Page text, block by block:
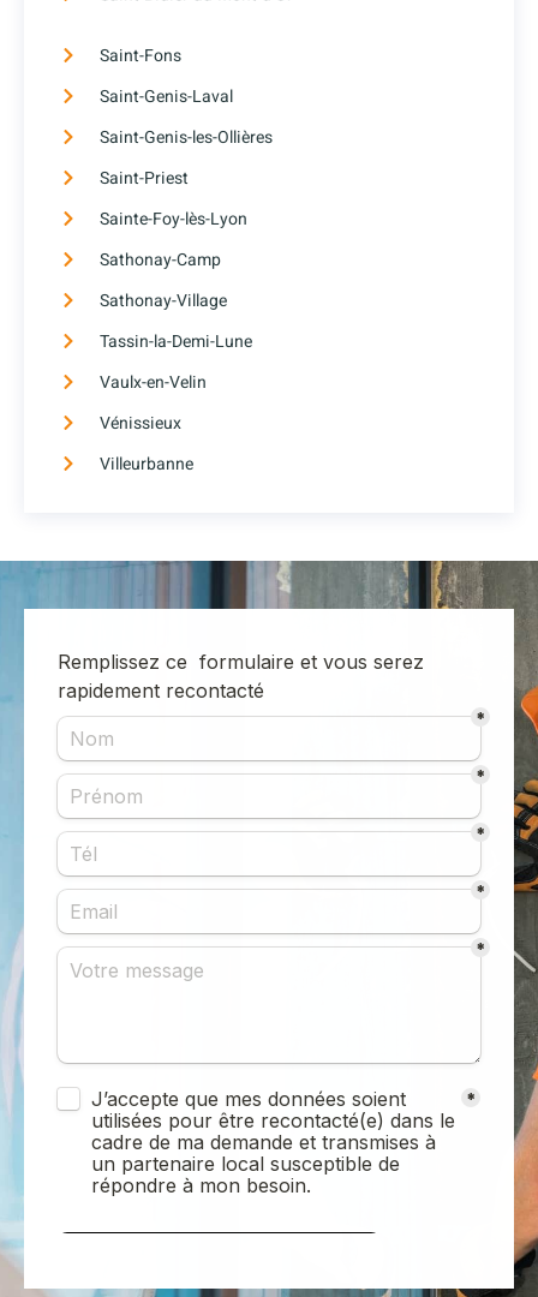
Saint-Fons
Saint-Genis-Laval
Saint-Genis-les-Ollières
Saint-Priest
Sainte-Foy-lès-Lyon
Sathonay-Camp
Sathonay-Village
Tassin-la-Demi-Lune
Vaulx-en-Velin
Vénissieux
Villeurbanne